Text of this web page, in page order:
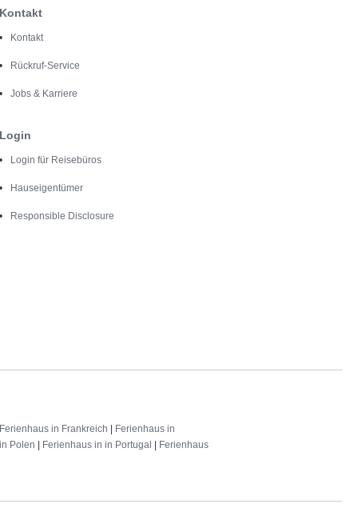
Kontakt
Kontakt
Rückruf-Service
Jobs & Karriere
Login
Login für Reisebüros
Hauseigentümer
Responsible Disclosure
Ferienhaus in Frankreich
Ferienhaus in
Polen Ferienhaus in in Portugal
Ferienhaus